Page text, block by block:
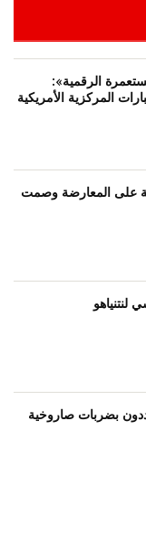
الرقمية»:
المركزية الأمريكية
على المعارضة وصمت
لنتنياهو
بضربات صاروخية